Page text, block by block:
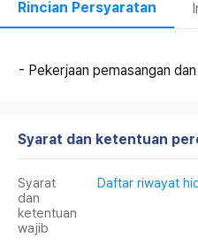
Rincian Persyaratan
- Pekerjaan pemasangan
Syarat dan ketentuan
Syarat
dan
ketentuan
wajib
Daftar riwayat